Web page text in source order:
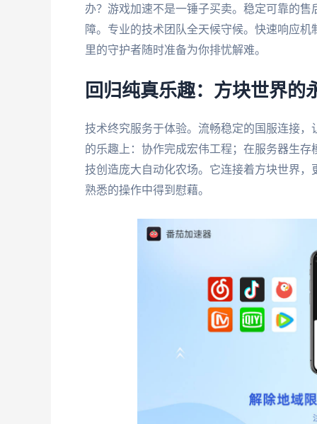
办？游戏加速不是一锤子买卖。稳定可靠的
障。专业的技术团队全天候守候。快速响应
里的守护者随时准备为你排忧解难。
回归纯真乐趣：方块世界的
技术终究服务于体验。流畅稳定的国服连接
的乐趣上：协作完成宏伟工程；在服务器生
技创造庞大自动化农场。它连接着方块世界
熟悉的操作中得到慰藉。